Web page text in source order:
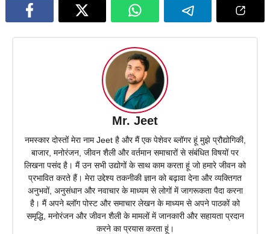
Mr. Jeet
नमस्कार दोस्तों मेरा नाम Jeet है और मैं एक पेशेवर ब्लॉगर हूं मुझे प्रौद्योगिकी,
बाजार, मनोरंजन, जीवन शैली और वर्तमान समाचारों से संबंधित विषयों पर
लिखना पसंद है। मैं उन सभी उद्योगों के साथ काम करता हूं जो हमारे जीवन को
प्रभावित करते हैं। मेरा उद्देश्य तकनीकी ज्ञान को बढ़ावा देना और व्यक्तिगत
अनुभवों, अनुसंधान और नवाचार के माध्यम से लोगों में जागरूकता पैदा करना
है। मैं अपने ब्लॉग पोस्ट और समाचार लेखन के माध्यम से अपने पाठकों को
समृद्धि, मनोरंजन और जीवन शैली के मामलों में जानकारी और सहायता प्रदान
करने का प्रयास करता हूं।